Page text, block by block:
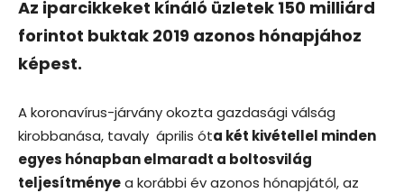
Az iparcikkeket kínáló üzletek 150 milliárd
forintot buktak 2019 azonos hónapjához
képest.
A koronavírus-járvány okozta gazdasági válság
kirobbanása, tavaly április óta két kivétellel minden
egyes hónapban elmaradt a boltosvilág
teljesítményea korábbi év azonos hónapjától, az